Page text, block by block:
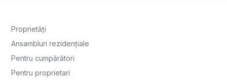
Proprietăți
Ansambluri rezidențiale
Pentru cumpărători
Pentru proprietari